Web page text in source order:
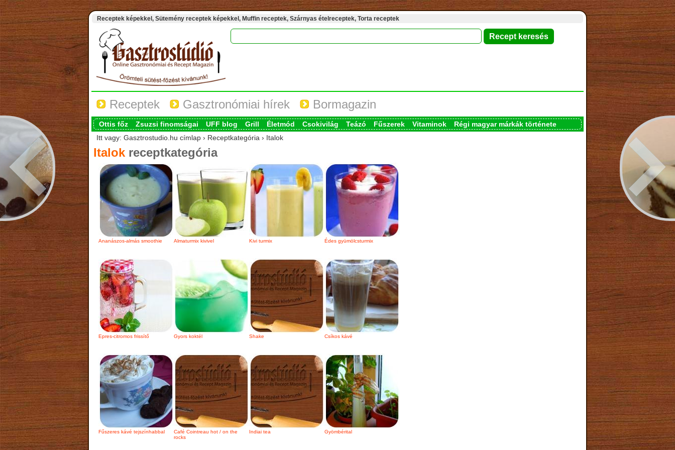
Receptek képekkel, Sütemény receptek képekkel, Muffin receptek, Szárnyas ételreceptek, Torta receptek
Receptek Gasztronómiai hírek Bormagazin
Ottis főz Zsuzsi finomságai UFF blog Grill Életmód Csokivilág Teázó Fűszerek Vitaminok
Régi magyar márkák története
Itt vagy: Gasztrostudio.hu címlap › Receptkategória › Italok
Italokreceptkategória
Ananászos-almás smoothie Almaturmix kivivel Kivi turmix Édes gyümölcsturmix
Epres-citromos frissítő Gyors koktél Shake Csíkos kávé
Fűszeres kávé tejszínhabbal
Café Cointreau hot / on the
rocks
Indiai tea Gyömbérital